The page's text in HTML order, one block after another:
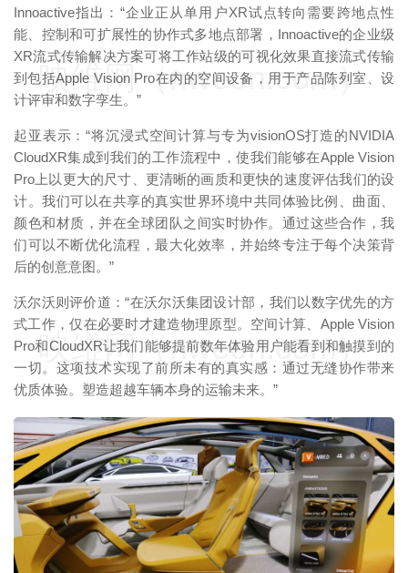
Innoactive指出：“企业正从单用户XR试点转向需要跨地点性
能、控制和可扩展性的协作式多地点部署，Innoactive的企业级
XR流式传输解决方案可将工作站级的可视化效果直接流式传输
到包括Apple Vision Pro在内的空间设备，用于产品陈列室、设
计评审和数字孪生。”
起亚表示：“将沉浸式空间计算与专为visionOS打造的NVIDIA
CloudXR集成到我们的工作流程中，使我们能够在Apple Vision
Pro上以更大的尺寸、更清晰的画质和更快的速度评估我们的设
计。我们可以在共享的真实世界环境中共同体验比例、曲面、
颜色和材质，并在全球团队之间实时协作。通过这些合作，我
们可以不断优化流程，最大化效率，并始终专注于每个决策背
后的创意意图。”
沃尔沃则评价道：“在沃尔沃集团设计部，我们以数字优先的方
式工作，仅在必要时才建造物理原型。空间计算、Apple Vision
Pro和CloudXR让我们能够提前数年体验用户能看到和触摸到的
一切。这项技术实现了前所未有的真实感：通过无缝协作带来
优质体验。塑造超越车辆本身的运输未来。”
映维网（nweon.com）
映维网（nweon.com）